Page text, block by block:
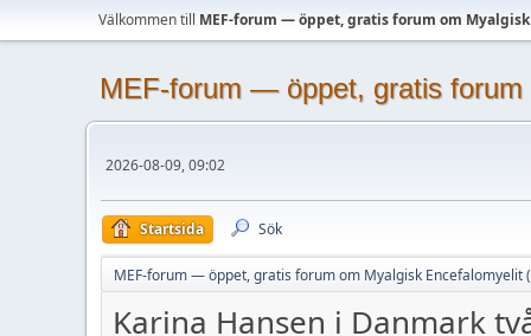
Välkommen till MEF-forum — öppet, gratis forum om
MEF-forum — öppet, gratis
2026-08-09, 09:02
Startsida Sök
MEF-forum — öppet, gratis forum om Myalgisk Encefalomyelit
Karina Hansen i Danmark